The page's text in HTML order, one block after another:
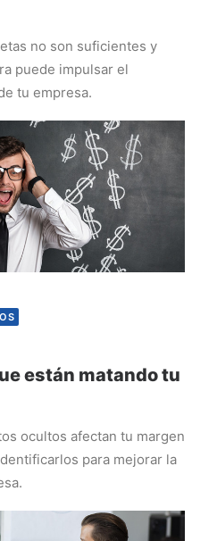
no son suficientes y
puede impulsar el
tu empresa.
están matando tu
ocultos afectan tu margen
para mejorar la